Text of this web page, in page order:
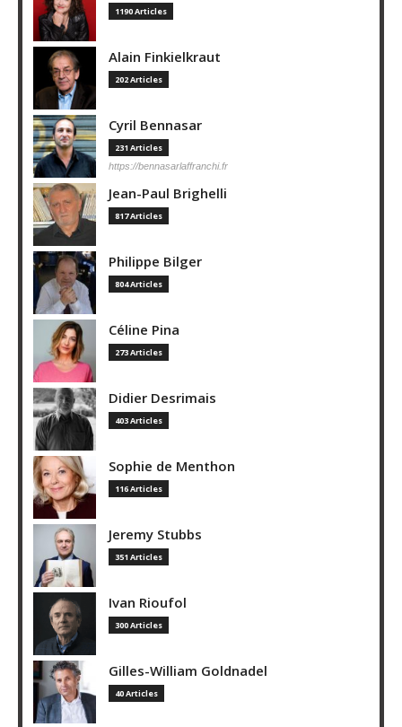
1190 Articles
Alain Finkielkraut
202 Articles
Cyril Bennasar
231 Articles
https://bennasarlaffranchi.fr
Jean-Paul Brighelli
817 Articles
Philippe Bilger
804 Articles
Céline Pina
273 Articles
Didier Desrimais
403 Articles
Sophie de Menthon
116 Articles
Jeremy Stubbs
351 Articles
Ivan Rioufol
300 Articles
Gilles-William Goldnadel
40 Articles